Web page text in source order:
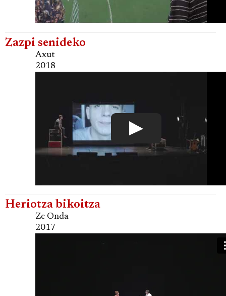
Zazpi senideko
Axut
2018
Heriotza bikoitza
Ze Onda
2017